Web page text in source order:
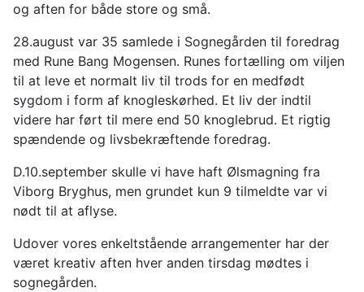
og aften for både store og små.
28.august var 35 samlede i Sognegården til foredrag
med Rune Bang Mogensen. Runes fortælling om viljen
til at leve et normalt liv til trods for en medfødt
sygdom i form af knogleskørhed. Et liv der indtil
videre har ført til mere end 50 knoglebrud. Et rigtig
spændende og livsbekræftende foredrag.
D.10.september skulle vi have haft Ølsmagning fra
Viborg Bryghus, men grundet kun 9 tilmeldte var vi
nødt til at aflyse.
Udover vores enkeltstående arrangementer har der
været kreativ aften hver anden tirsdag mødtes i
sognegården.